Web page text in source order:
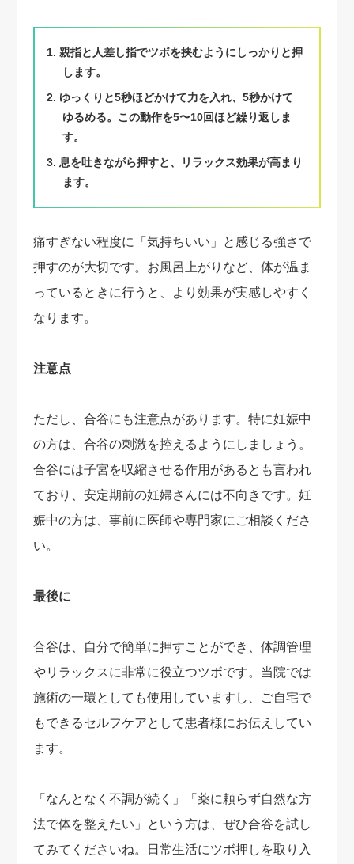
親指と人差し指でツボを挟むようにしっかりと押
します。
ゆっくりと5秒ほどかけて力を入れ、5秒かけて
ゆるめる。この動作を5〜10回ほど繰り返しま
す。
息を吐きながら押すと、リラックス効果が高まり
ます。
痛すぎない程度に「気持ちいい」と感じる強さで
押すのが大切です。お風呂上がりなど、体が温ま
っているときに行うと、より効果が実感しやすく
なります。
注意点
ただし、合谷にも注意点があります。特に妊娠中
の方は、合谷の刺激を控えるようにしましょう。
合谷には子宮を収縮させる作用があるとも言われ
ており、安定期前の妊婦さんには不向きです。妊
娠中の方は、事前に医師や専門家にご相談くださ
い。
最後に
合谷は、自分で簡単に押すことができ、体調管理
やリラックスに非常に役立つツボです。当院では
施術の一環としても使用していますし、ご自宅で
もできるセルフケアとして患者様にお伝えしてい
ます。
「なんとなく不調が続く」「薬に頼らず自然な方
法で体を整えたい」という方は、ぜひ合谷を試し
てみてくださいね。日常生活にツボ押しを取り入